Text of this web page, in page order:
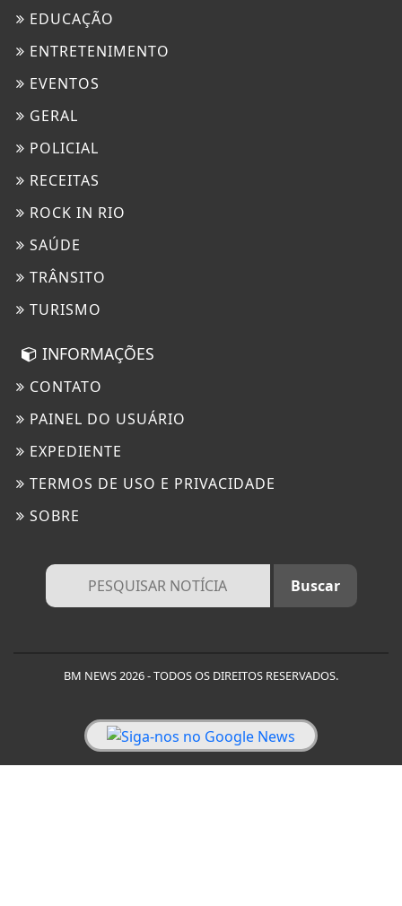
EDUCAÇÃO
ENTRETENIMENTO
EVENTOS
GERAL
POLICIAL
RECEITAS
ROCK IN RIO
SAÚDE
TRÂNSITO
TURISMO
INFORMAÇÕES
CONTATO
PAINEL DO USUÁRIO
EXPEDIENTE
TERMOS DE USO E PRIVACIDADE
SOBRE
BM NEWS 2026 - TODOS OS DIREITOS RESERVADOS.